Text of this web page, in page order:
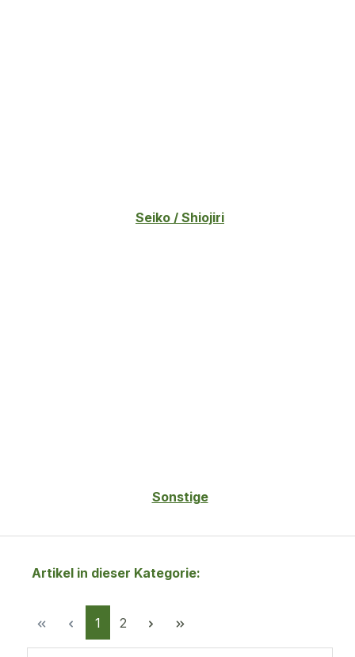
Seiko / Shiojiri
Sonstige
Artikel in dieser Kategorie:
Seite
1 Seite
2